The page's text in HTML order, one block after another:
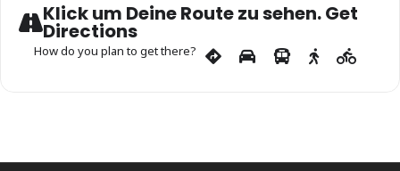
Klick um Deine Route zu sehen. Get
Directions
How do you plan to get there?